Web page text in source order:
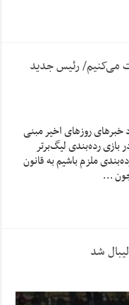
می‌کنیم/ رئیس جدید
خبرهای روزهای اخیر مبنی
بازی رده‌بندی لیگ‌برتر
ملزم باشیم به قانون
چون …
شد